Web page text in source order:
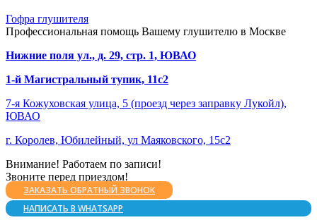
Гофра глушителя
Профессиональная помощь Вашему глушителю в Москве
Нижние поля ул., д. 29, стр. 1, ЮВАО
1-й Магистральный тупик, 11с2
7-я Кожуховская улица, 5 (проезд через заправку Лукойл),
ЮВАО
г. Королев, Юбилейный, ул Маяковского, 15с2
Внимание! Работаем по записи!
Звоните перед приездом!
ЗАКАЗАТЬ ОБРАТНЫЙ ЗВОНОК
НАПИСАТЬ В WHATSAPP